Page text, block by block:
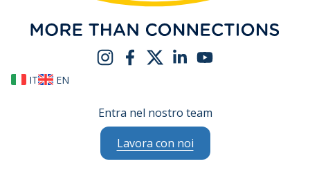
IT EN
Entra nel nostro team
Lavora con noi